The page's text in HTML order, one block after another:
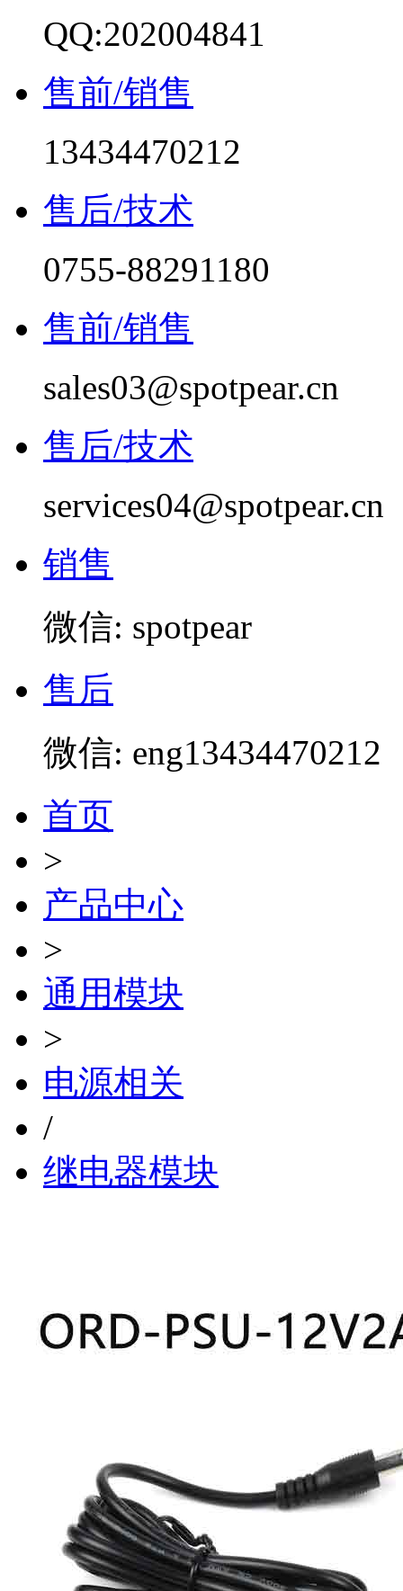
QQ:202004841
售前/销售
13434470212
售后/技术
0755-88291180
售前/销售
sales03@spotpear.cn
售后/技术
services04@spotpear.cn
销售
微信: spotpear
售后
微信: eng13434470212
首页
>
产品中心
>
通用模块
>
电源相关
/
继电器模块